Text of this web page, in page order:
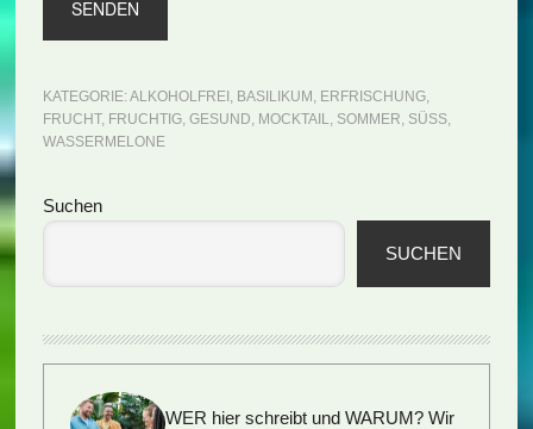
KATEGORIE: ALKOHOLFREI , BASILIKUM , ERFRISCHUNG,
FRUCHT, FRUCHTIG, GESUND, MOCKTAIL, SOMMER, SÜSS ,
WASSERMELONE
Seitenspalte
Suchen
SUCHEN
WER hier schreibt und WARUM? Wir